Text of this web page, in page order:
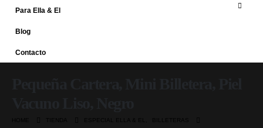
Para Ella & El
Blog
Contacto